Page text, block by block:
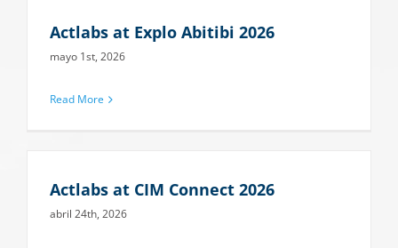
Actlabs at Explo Abitibi 2026
mayo 1st, 2026
Read More
Actlabs at CIM Connect 2026
abril 24th, 2026